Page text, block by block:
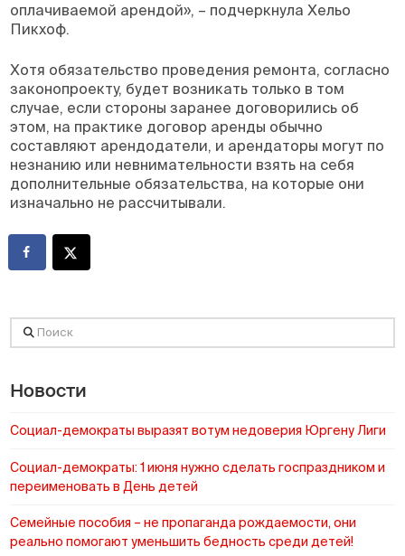
оплачиваемой арендой», – подчеркнула Хельо
Пикхоф.
Хотя обязательство проведения ремонта, согласно
законопроекту, будет возникать только в том
случае, если стороны заранее договорились об
этом, на практике договор аренды обычно
составляют арендодатели, и арендаторы могут по
незнанию или невнимательности взять на себя
дополнительные обязательства, на которые они
изначально не рассчитывали.
Поиск
Новости
Социал-демократы выразят вотум недоверия Юргену Лиги
Социал-демократы: 1 июня нужно сделать госпраздником и
переименовать в День детей
Cемейные пособия – не пропаганда рождаемости, они
реально помогают уменьшить бедность среди детей!